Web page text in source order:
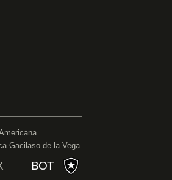
Gacilaso de la Vega
BOT